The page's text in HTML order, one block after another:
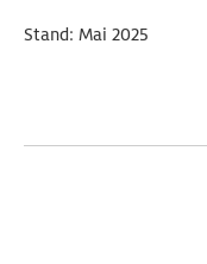
Stand: Mai 2025